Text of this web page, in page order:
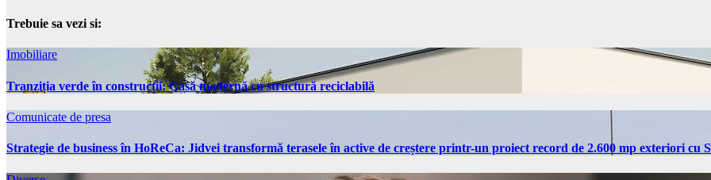
Trebuie sa vezi si:
Imobiliare
Tranziția verde în construcții: Casă modernă cu structură reciclabilă
Comunicate de presa
Strategie de business în HoReCa: Jidvei transformă terasele în active de creștere printr-un proiect record de 2.600 mp exteriori cu